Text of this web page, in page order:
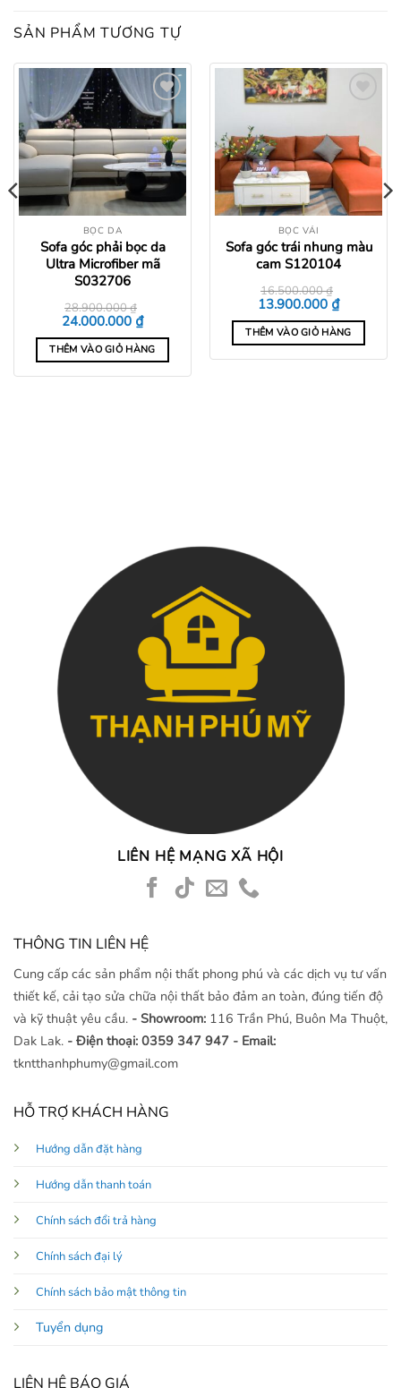
SẢN PHẨM TƯƠNG TỰ
Add to
wishlist
BỌC DA
Sofa góc phải bọc da
Ultra Microfiber mã
S032706
28.900.000₫
Giá
gốc
là:
28.900.000 ₫.
24.000.000 ₫Giá
hiện
tại
là:
24.000.000 ₫.
THÊM VÀO GIỎ HÀNG
BỌC VẢI
Sofa góc trái nhung màu
cam S120104
16.500.000₫
Giá
gốc
là:
16.500.000 ₫.
13.900.000 ₫Giá
hiện
tại
là:
THÊM VÀO GIỎ HÀNG
LIÊN HỆ MẠNG XÃ HỘI
THÔNG TIN LIÊN HỆ
Cung cấp các sản phẩm nội thất phong phú và các dịch vụ tư vấn
thiết kế, cải tạo sửa chữa nội thất bảo đảm an toàn, đúng tiến độ
và kỹ thuật yêu cầu. - Showroom: 116 Trần Phú, Buôn Ma Thuột,
Dak Lak. - Điện thoại: 0359 347 947 - Email:
tkntthanhphumy@gmail.com
HỖ TRỢ KHÁCH HÀNG
Hướng dẫn đặt hàng
Hướng dẫn thanh toán
Chính sách đổi trả hàng
Chính sách đại lý
Chính sách bảo mật thông tin
Tuyển dụng
LIÊN HỆ BÁO GIÁ